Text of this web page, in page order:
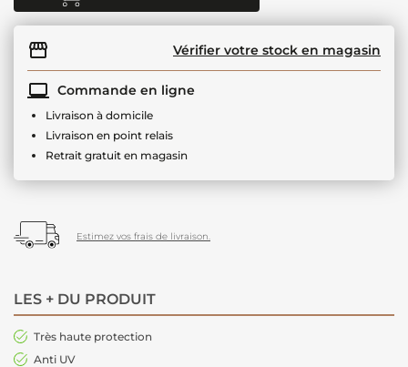
Vérifier votre stock en magasin
Commande en ligne
Livraison à domicile
Livraison en point relais
Retrait gratuit en magasin
Estimez vos frais de livraison.
LES + DU PRODUIT
Très haute protection
Anti UV